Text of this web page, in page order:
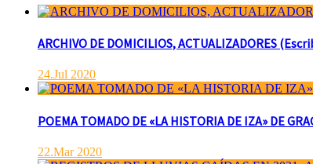
ARCHIVO DE DOMICILIOS, ACTUALIZADORES
24.Jul 2020
POEMA TOMADO DE «LA HISTORIA DE IZA» DE
22.Mar 2020